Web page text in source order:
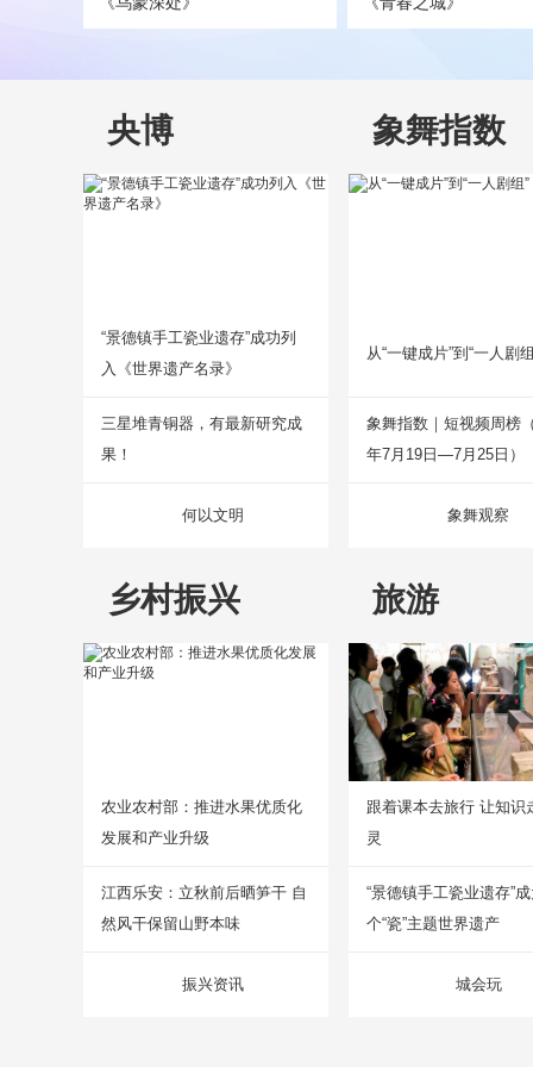
央博
“景德镇手工瓷业遗存”成功列
入《世界遗产名录》
三星堆青铜器，有最新研究成
果！
何以文明
象舞指数
从“一键成片”到“一人剧
象舞指数｜短视频周榜
年7月19日—7月25日）
象舞观察
乡村振兴
农业农村部：推进水果优质化
发展和产业升级
江西乐安：立秋前后晒笋干 自
然风干保留山野本味
振兴资讯
旅游
跟着课本去旅行 让知识
灵
“景德镇手工瓷业遗存”
个“瓷”主题世界遗产
城会玩